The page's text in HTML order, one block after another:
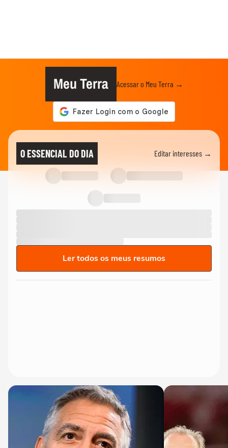
Meu Terra Acessar o Meu Terra →
O ESSENCIAL DO DIA Editar interesses →
Ler todos os meus resumos